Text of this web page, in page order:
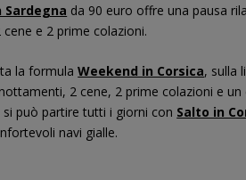
Sardegna da 90 euro offre una pausa
e 2 prime colazioni.
la formulaWeekend in Corsica, sulla
2 cene, 2 prime colazioni e un
può partire tutti i giorni con Salto in
navi gialle.